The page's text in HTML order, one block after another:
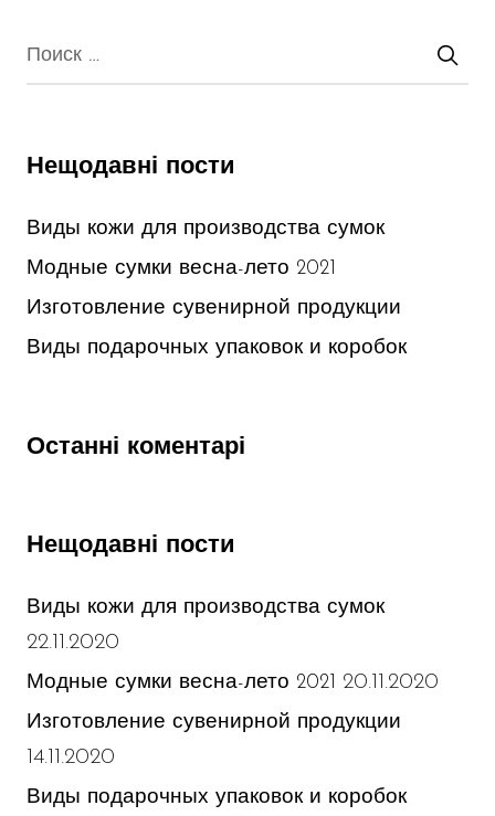
Нещодавні пости
Виды кожи для производства сумок
Модные сумки весна-лето 2021
Изготовление сувенирной продукции
Виды подарочных упаковок и коробок
Останні коментарі
Нещодавні пости
Виды кожи для производства сумок
22.11.2020
Модные сумки весна-лето 2021 20.11.2020
Изготовление сувенирной продукции
14.11.2020
Виды подарочных упаковок и коробок